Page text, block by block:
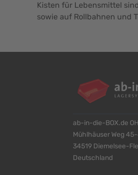
Kisten für Lebensmittel
sowie auf Rollbahnen und
ab-in-die-BOX.de
Mühlhäuser Weg
34519 Diemelsee-
Deutschland